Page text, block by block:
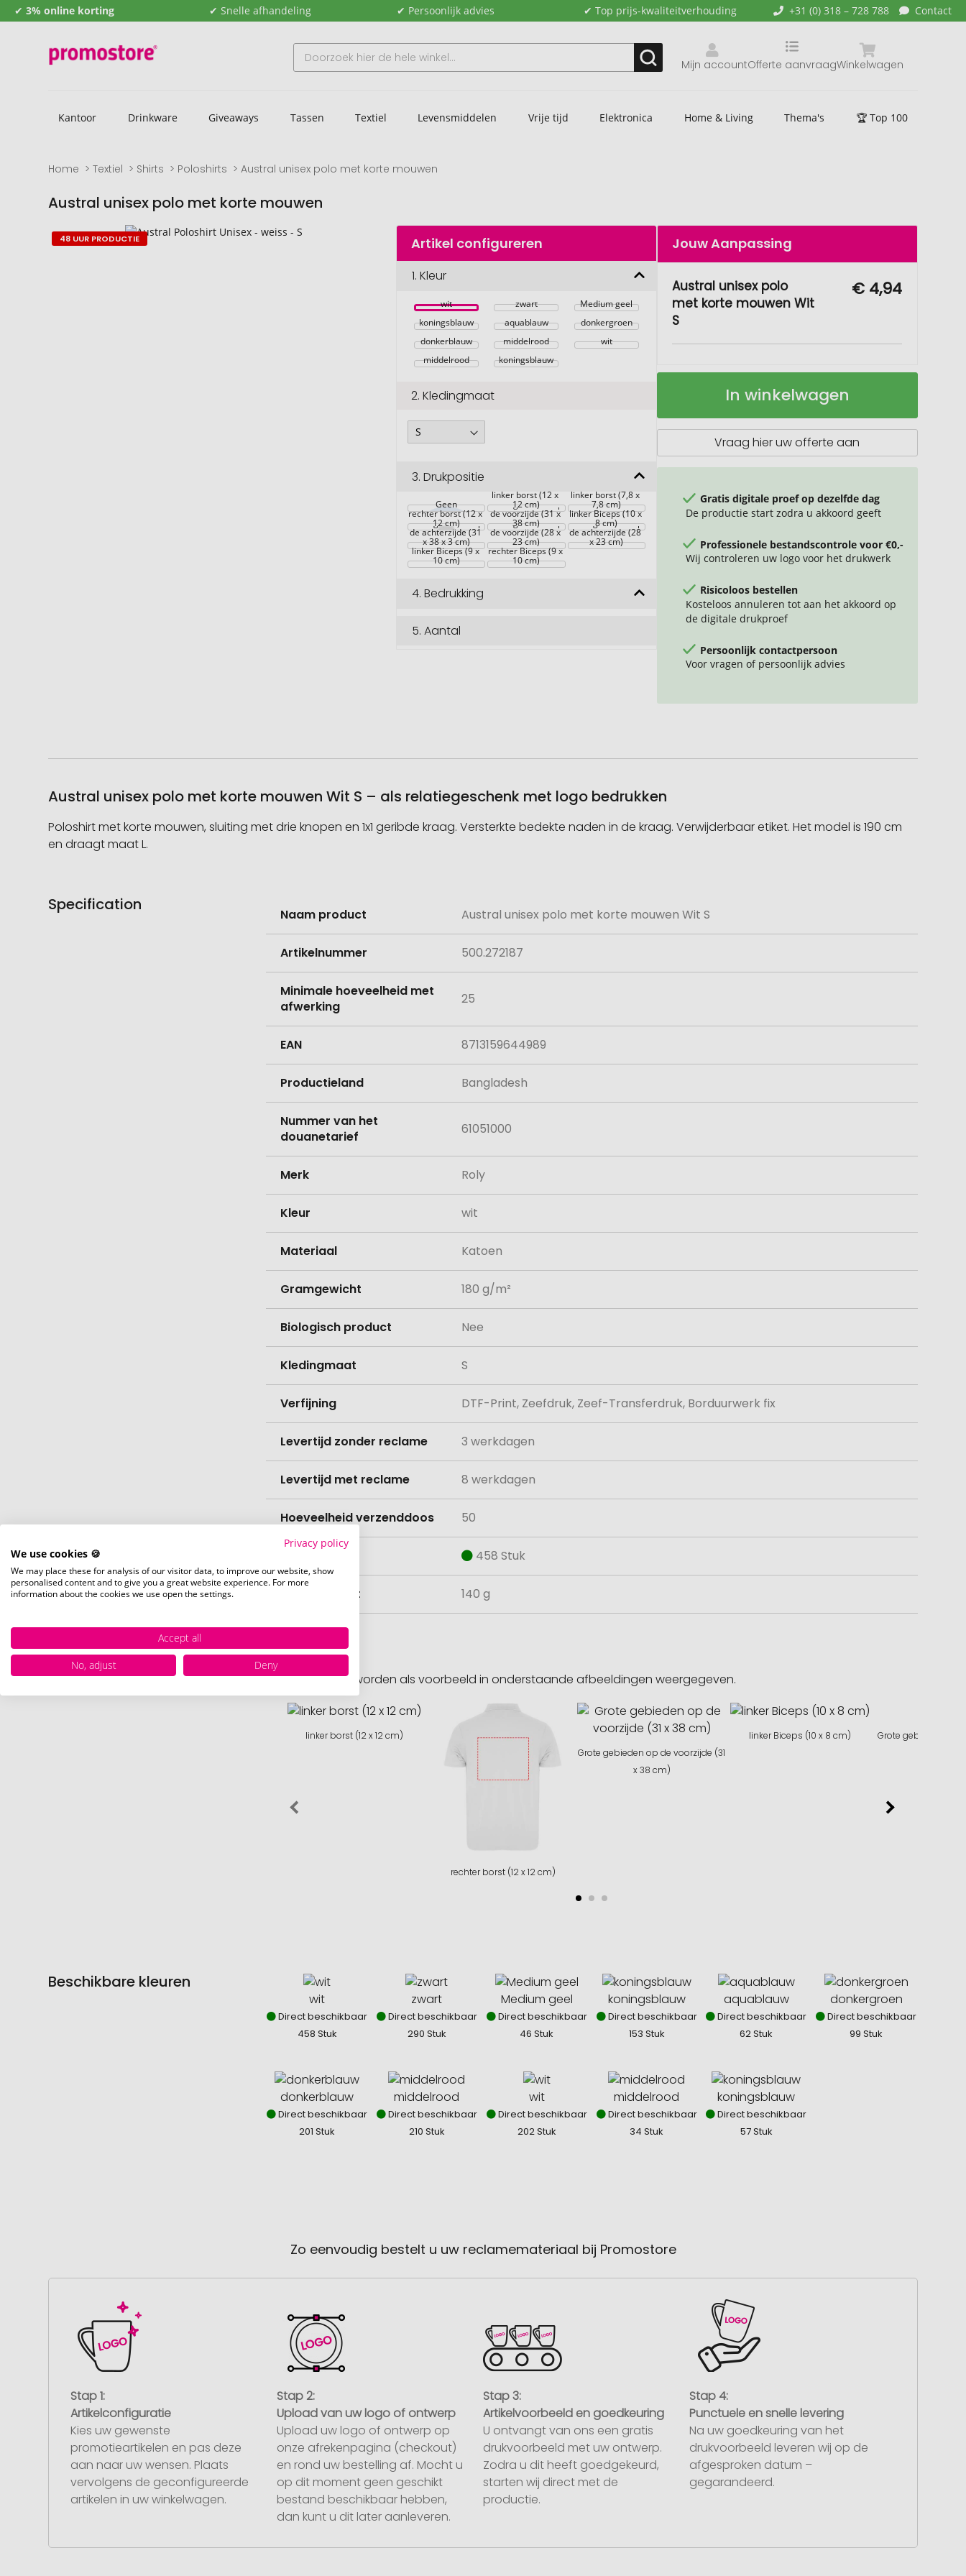
✔ 3% online korting ✔ Snelle afhandeling ✔ Persoonlijk advies ✔ Top prijs-kwaliteitverhouding +31 (0) 318 – 728 788 Contact
Mijn account Winkelwagen
Offerte aanvraag
Kantoor Drinkware Giveaways Tassen Textiel Levensmiddelen Vrije tijd Elektronica Home & Living Thema's 🏆 Top 100
Home Textiel Shirts Poloshirts Austral unisex polo met korte mouwen
Austral unisex polo met korte mouwen
Naar
het
Naar
het
48 UUR PRODUCTIE Artikel configureren
1.Kleur
wit zwart
Medium geel
koningsblauw
aquablauw
donkergroen
donkerblauw
middelrood
wit
middelrood
koningsblauw
2.Kledingmaat
3.Drukpositie
Geen
linker borst (12 x
12 cm)
linker borst (7,8 x
7,8 cm)
rechter borst (12 x
12 cm)
Grote gebieden op
de voorzijde (31 x
38 cm)
linker Biceps (10 x
8 cm)
Grote gebieden op
de achterzijde (31
x 38 x 3 cm)
Grote gebieden op
de voorzijde (28 x
23 cm)
Grote gebieden op
de achterzijde (28
x 23 cm)
linker Biceps (9 x
10 cm)
rechter Biceps (9 x
10 cm)
4.Bedrukking
5.Aantal
Jouw Aanpassing
Austral unisex polo
met korte mouwen Wit
S
€ 4,94
Austral
met
Op
In winkelwagen
Vraag hier uw offerte aan
Gratis digitale proef op dezelfde dag
De productie start zodra u akkoord geeft
Professionele bestandscontrole voor €0,-
Wij controleren uw logo voor het drukwerk
Risicoloos bestellen
Kosteloos annuleren tot aan het akkoord op
de digitale drukproef
Persoonlijk contactpersoon
Voor vragen of persoonlijk advies
Austral unisex polo met korte mouwen Wit S – als relatiegeschenk met logo bedrukken
Poloshirt met korte mouwen, sluiting met drie knopen en 1x1 geribde kraag. Versterkte bedekte naden in de kraag. Verwijderbaar etiket. Het model is 190 cm
en draagt maat L.
Specification
informatie
Naam product Austral unisex polo met korte mouwen Wit S
Artikelnummer 500.272187
Minimale hoeveelheid met
afwerking
25
EAN 8713159644989
Productieland Bangladesh
Nummer van het
douanetarief
61051000
Merk Roly
Kleur wit
Materiaal Katoen
Gramgewicht 180 g/m²
Biologisch product Nee
Kledingmaat S
Verfijning DTF-Print, Zeefdruk, Zeef-Transferdruk, Borduurwerk fix
Levertijd zonder reclame 3 werkdagen
Levertijd met reclame 8 werkdagen
Hoeveelheid verzenddoos 50
458 Stuk
Nettogewicht 140 g
Drukpositie De drukposities worden als voorbeeld in onderstaande afbeeldingen weergegeven.
linker borst (12 x 12 cm)
rechter borst (12 x 12 cm)
Grote gebieden op de voorzijde (31
x 38 cm)
linker Biceps (10 x 8 cm)
Grote gebieden op
Beschikbare kleuren
wit
Direct beschikbaar
458 Stuk
zwart
Direct beschikbaar
290 Stuk
Medium geel
Direct beschikbaar
46 Stuk
koningsblauw
Direct beschikbaar
153 Stuk
aquablauw
Direct beschikbaar
62 Stuk
donkergroen
Direct beschikbaar
99 Stuk
donkerblauw
Direct beschikbaar
201 Stuk
middelrood
Direct beschikbaar
210 Stuk
wit
Direct beschikbaar
202 Stuk
middelrood
Direct beschikbaar
34 Stuk
koningsblauw
Direct beschikbaar
57 Stuk
Zo eenvoudig bestelt u uw reclamemateriaal bij Promostore
Stap 1:
Artikelconfiguratie
Kies uw gewenste
promotieartikelen en pas deze
aan naar uw wensen. Plaats
vervolgens de geconfigureerde
artikelen in uw winkelwagen.
Stap 2:
Upload van uw logo of ontwerp
Upload uw logo of ontwerp op
onze afrekenpagina (checkout)
en rond uw bestelling af. Mocht u
op dit moment geen geschikt
bestand beschikbaar hebben,
dan kunt u dit later aanleveren.
Stap 3:
Artikelvoorbeeld en goedkeuring
U ontvangt van ons een gratis
drukvoorbeeld met uw ontwerp.
Zodra u dit heeft goedgekeurd,
starten wij direct met de
productie.
Stap 4:
Punctuele en snelle levering
Na uw goedkeuring van het
drukvoorbeeld leveren wij op de
afgesproken datum –
gegarandeerd.
Privacy policy
We use cookies 🍪
We may place these for analysis of our visitor data, to improve our website, show
personalised content and to give you a great website experience. For more
information about the cookies we use open the settings.
Accept all
No, adjust
Deny